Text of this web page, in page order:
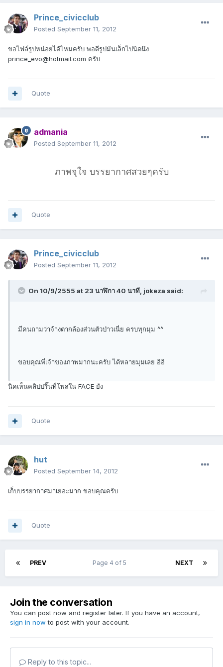
Prince_civicclub
Posted September 11, 2012
ขอไฟล์รูปหน่อยได้ไหมครับ พอดีรูปมันเล็กไปนิดนึง
prince_evo@hotmail.com ครับ
Quote
admania
Posted September 11, 2012
ภาพจุใจ บรรยากาศสวยๆครับ
Quote
Prince_civicclub
Posted September 11, 2012
On 10/9/2555 at 23 นาฬิกา 40 นาที, jokeza said:
มีคนถามว่าจ้างตากล้องส่วนตัวป่าวเนี่ย ครบทุกมุม ^^
ขอบคุณพี่เจ้าของภาพมากนะครับ ได้หลายมุมเลย อิอิ
นิคเห็นคลิปปริ๊นที่โพสใน FACE ยัง
Quote
hut
Posted September 14, 2012
เก็บบรรยากาศมาเยอะมาก ขอบคุณครับ
Quote
PREV NEXT
Page 4 of 5
Join the conversation
You can post now and register later. If you have an account,
sign in now to post with your account.
Reply to this topic...